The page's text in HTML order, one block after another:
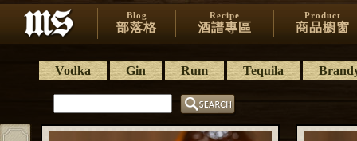
Blog
部落格
Recipe
酒譜專區
Product
商品櫥窗
Vodka Gin Rum Tequila